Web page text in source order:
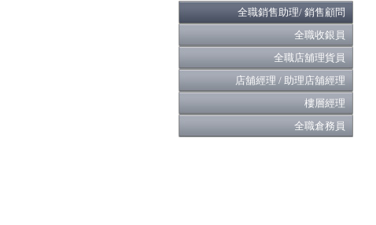
全職銷售助理/ 銷售顧問
全職收銀員
全職店舖理貨員
店舖經理 / 助理店舖經理
樓層經理
全職倉務員